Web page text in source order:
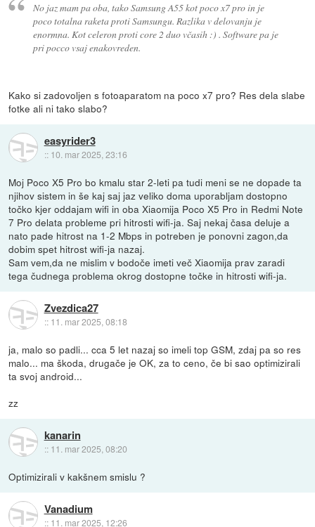
No jaz mam pa oba, tako Samsung A55 kot poco x7 pro in je
poco totalna raketa proti Samsungu. Razlika v delovanju je
enormna. Kot celeron proti core 2 duo včasih :) . Software pa je
pri pocco vsaj enakovreden.
Kako si zadovoljen s fotoaparatom na poco x7 pro? Res dela slabe
fotke ali ni tako slabo?
easyrider3
:: 10. mar 2025, 23:16
Moj Poco X5 Pro bo kmalu star 2-leti pa tudi meni se ne dopade ta
njihov sistem in še kaj saj jaz veliko doma uporabljam dostopno
točko kjer oddajam wifi in oba Xiaomija Poco X5 Pro in Redmi Note
7 Pro delata probleme pri hitrosti wifi-ja. Saj nekaj časa deluje a
nato pade hitrost na 1-2 Mbps in potreben je ponovni zagon,da
dobim spet hitrost wifi-ja nazaj.
Sam vem,da ne mislim v bodoče imeti več Xiaomija prav zaradi
tega čudnega problema okrog dostopne točke in hitrosti wifi-ja.
Zvezdica27
:: 11. mar 2025, 08:18
ja, malo so padli... cca 5 let nazaj so imeli top GSM, zdaj pa so res
malo... ma škoda, drugače je OK, za to ceno, če bi sao optimizirali
ta svoj android...
zz
kanarin
:: 11. mar 2025, 08:20
Optimizirali v kakšnem smislu ?
Vanadium
:: 11. mar 2025, 12:26